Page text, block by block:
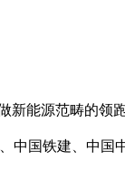
能源范畴的领
国铁建、中